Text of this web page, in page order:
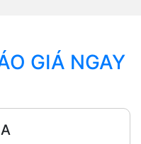
GIÁ NGAY